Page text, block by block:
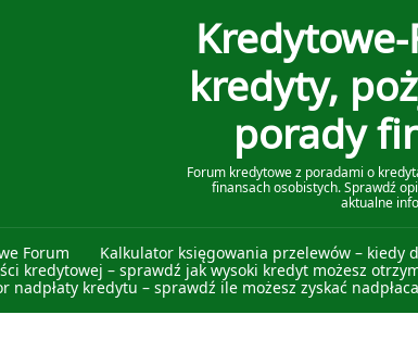
kredyty,
porady
Forum kredytowe z poradami o
finansach osobistych. Sprawdź
aktualne
Forum Kalkulator księgowania przelewów – kiedy
kredytowej – sprawdź jak wysoki kredyt możesz
nadpłaty kredytu – sprawdź ile możesz zyskać